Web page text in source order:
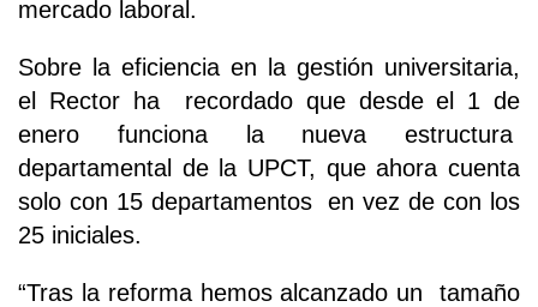
mercado laboral.
Sobre la eficiencia en la gestión universitaria,
el Rector ha recordado que desde el 1 de
enero funciona la nueva estructura
departamental de la UPCT, que ahora cuenta
solo con 15 departamentos en vez de con los
25 iniciales.
“Tras la reforma hemos alcanzado un tamaño